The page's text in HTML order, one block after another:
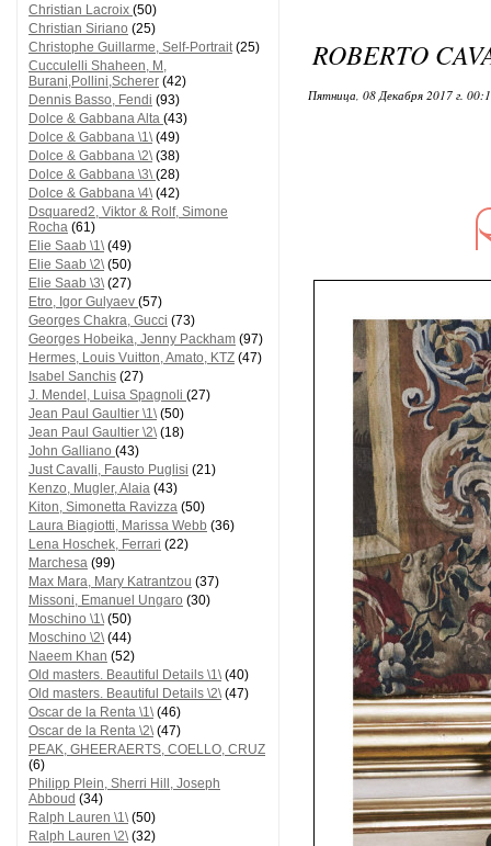
Christian Lacroix (50)
Christian Siriano (25)
Christophe Guillarme, Self-Portrait(25)
Cucculelli Shaheen, M,
Burani,Pollini,Scherer (42)
Dennis Basso, Fendi (93)
Dolce & Gabbana Alta (43)
Dolce & Gabbana \1\(49)
Dolce & Gabbana \2\(38)
Dolce & Gabbana \3\(28)
Dolce & Gabbana \4\(42)
Dsquared2, Viktor & Rolf, Simone
Rocha (61)
Elie Saab \1\(49)
Elie Saab \2\(50)
Elie Saab \3\(27)
Etro, Igor Gulyaev (57)
Georges Chakra, Gucci (73)
Georges Hobeika, Jenny Packham (97)
Hermes, Louis Vuitton, Amato, KTZ (47)
Isabel Sanchis (27)
J. Mendel, Luisa Spagnoli (27)
Jean Paul Gaultier \1\(50)
Jean Paul Gaultier \2\(18)
John Galliano (43)
Just Cavalli, Fausto Puglisi (21)
Kenzo, Mugler, Alaia (43)
Kiton, Simonetta Ravizza (50)
Laura Biagiotti, Marissa Webb (36)
Lena Hoschek, Ferrari (22)
Marchesa (99)
Max Mara, Mary Katrantzou (37)
Missoni, Emanuel Ungaro (30)
Moschino \1\(50)
Moschino \2\(44)
Naeem Khan (52)
Old masters. Beautiful Details \1\(40)
Old masters. Beautiful Details \2\(47)
Oscar de la Renta \1\(46)
Oscar de la Renta \2\(47)
PEAK, GHEERAERTS, COELLO, CRUZ
(6)
Philipp Plein, Sherri Hill, Joseph
Abboud (34)
Ralph Lauren \1\(50)
Ralph Lauren \2\(32)
ROBERTO
Пятница, 08 Декабря 2017 г.